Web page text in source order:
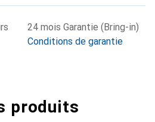
24 mois Garantie (Bring-in)
Conditions de garantie
produits